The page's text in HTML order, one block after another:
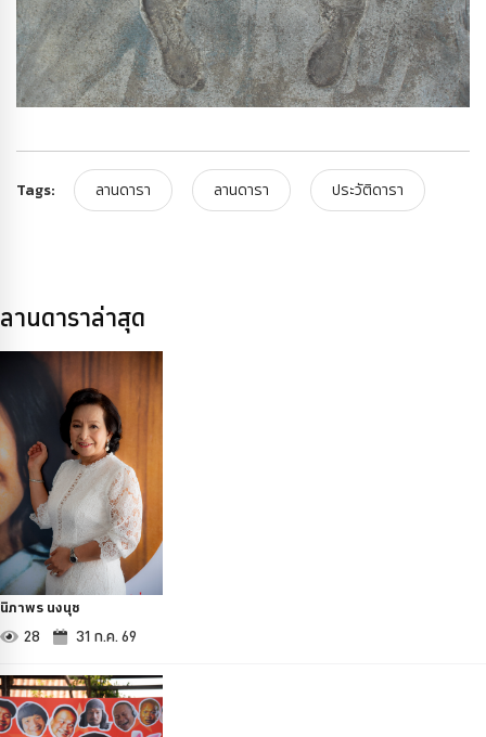
Tags: ลานดารา ลานดารา ประวัติดารา
ลานดาราล่าสุด
นิภาพร นงนุช
28 31 ก.ค. 69